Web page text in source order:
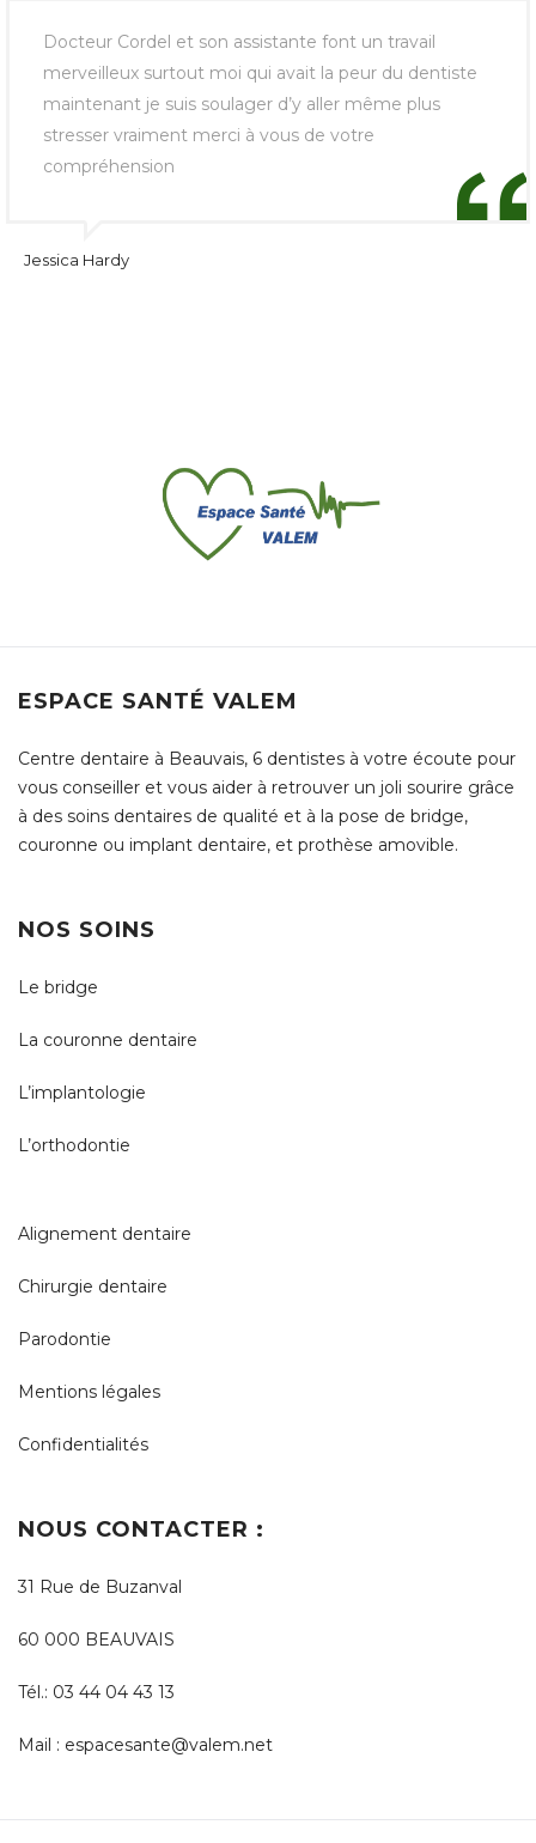
Docteur Cordel et son assistante font un travail
merveilleux surtout moi qui avait la peur du dentiste
maintenant je suis soulager d’y aller même plus
stresser vraiment merci à vous de votre
compréhension
Jessica Hardy
ESPACE SANTÉ VALEM
Centre dentaire à Beauvais, 6 dentistes à votre écoute pour
vous conseiller et vous aider à retrouver un joli sourire grâce
à des soins dentaires de qualité et à la pose de bridge,
couronne ou implant dentaire, et prothèse amovible.
NOS SOINS
Le bridge
La couronne dentaire
L’implantologie
L’orthodontie
Alignement dentaire
Chirurgie dentaire
Parodontie
Mentions légales
Confidentialités
NOUS CONTACTER :
31 Rue de Buzanval
60 000 BEAUVAIS
Tél.: 03 44 04 43 13
Mail : espacesante@valem.net